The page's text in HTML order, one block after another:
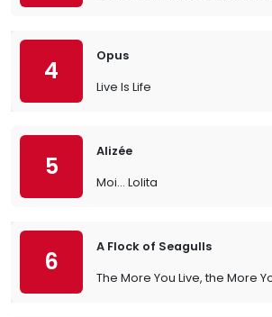
4
Opus
Live Is Life
5
Alizée
Moi… Lolita
6
A Flock of Seagulls
The More You Live, the More